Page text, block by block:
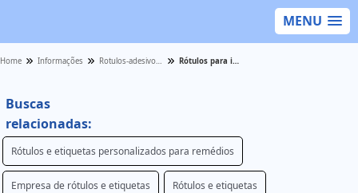
MENU
Home Informações Rotulos-adesivos - Categoria Rótulos para industria
Buscas
relacionadas:
Rótulos e etiquetas personalizados para remédios
Empresa de rótulos e etiquetas Rótulos e etiquetas